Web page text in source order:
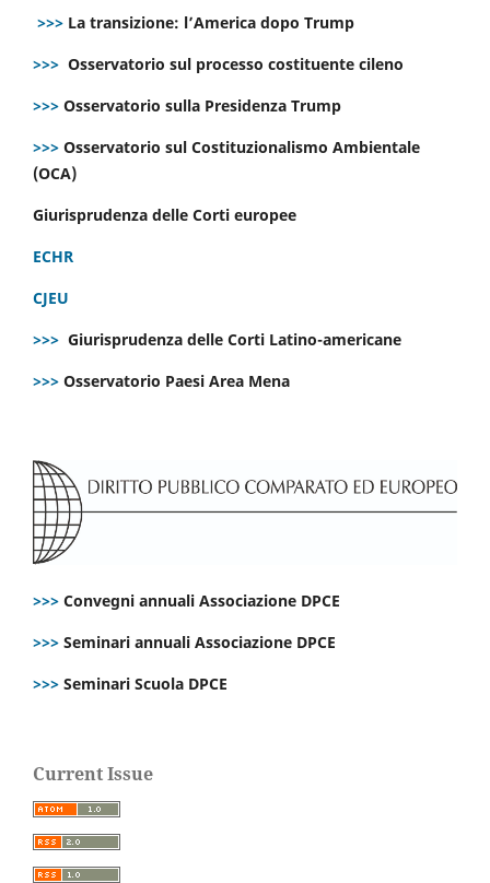
>>> La transizione: l’America dopo Trump
>>> Osservatorio sul processo costituente cileno
>>> Osservatorio sulla Presidenza Trump
>>> Osservatorio sul Costituzionalismo Ambientale
(OCA)
Giurisprudenza delle Corti europee
ECHR
CJEU
>>> Giurisprudenza delle Corti Latino-americane
>>> Osservatorio Paesi Area Mena
>>> Convegni annuali Associazione DPCE
>>> Seminari annuali Associazione DPCE
>>> Seminari Scuola DPCE
Current Issue